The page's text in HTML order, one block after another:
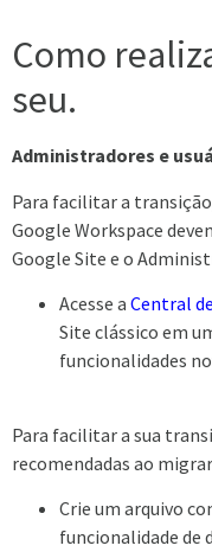
Como
seu.
Administradores e
Para facilitar a
Google Workspace
Google Site e o
Acesse a Central
Site clássico em
funcionalidades
Para facilitar a sua
recomendadas ao
Crie um arquivo
funcionalidade de